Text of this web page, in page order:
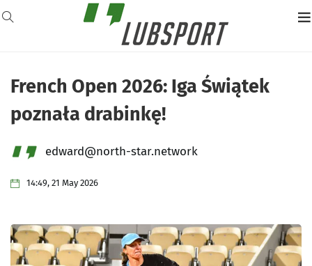
French Open 2026: Iga Świątek
poznała drabinkę!
edward@north-star.network
14:49, 21 May 2026